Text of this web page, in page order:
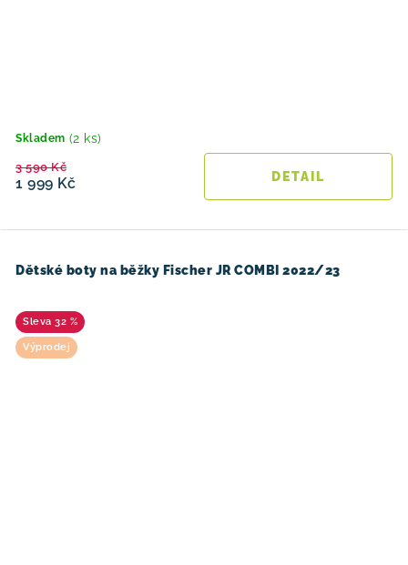
Skladem (2 ks)
1 999 Kč
3 590 Kč
Dětské boty na běžky Fischer JR COMBI 2022/23
32 %
Výprodej